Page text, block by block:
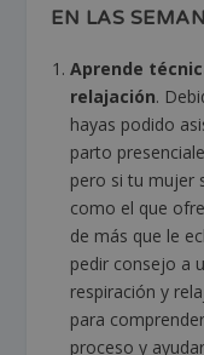
EN LAS
Aprende
relajación.
hayas podido
parto
pero si tu mujer
como el que
de más que le
pedir consejo a
respiración y
para
proceso y